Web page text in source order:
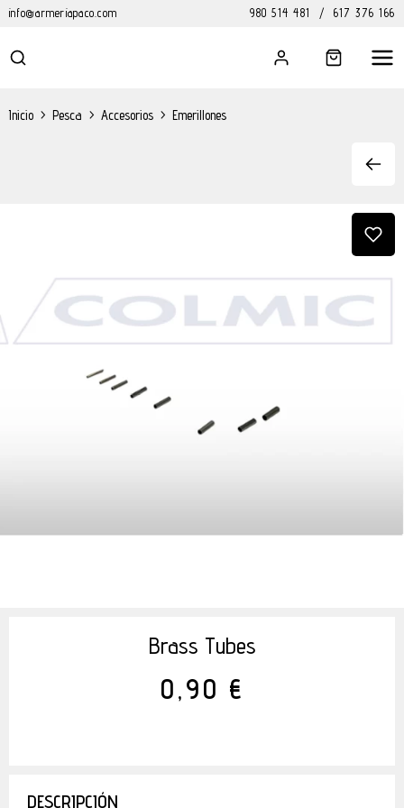
info@armeriapaco.com 980 514 481 / 617 376 166
Inicio > Pesca > Accesorios > Emerillones
Brass Tubes
0,90 €
DESCRIPCIÓN